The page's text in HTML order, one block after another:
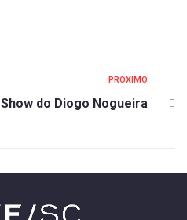
PRÓXIMO
Show do Diogo Nogueira